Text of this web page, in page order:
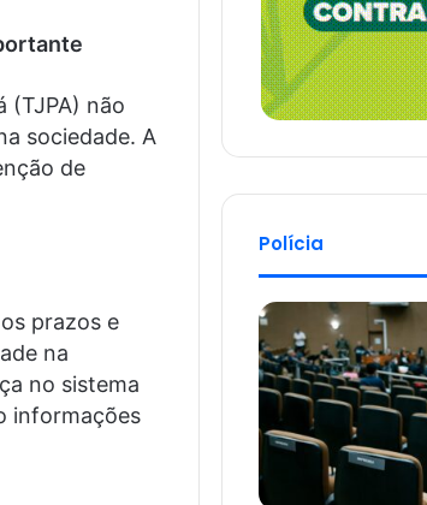
(TJPA) não
sociedade. A
de
prazos e
na
no sistema
informações
Polícia